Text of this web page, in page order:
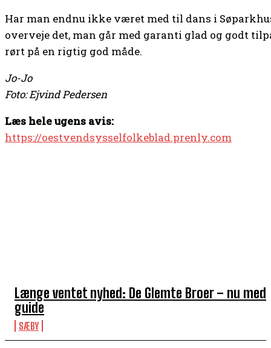
Længe ventet nyhed: De Glemte Broer – nu med
guide
SÆBY
Har man endnu ikke været med til dans i
overveje det, man går med garanti glad og godt
rørt på en rigtig god måde.
Jo-Jo
Foto: Ejvind Pedersen
Læs hele ugens avis:
https://oestvendsysselfolkeblad.prenly.com